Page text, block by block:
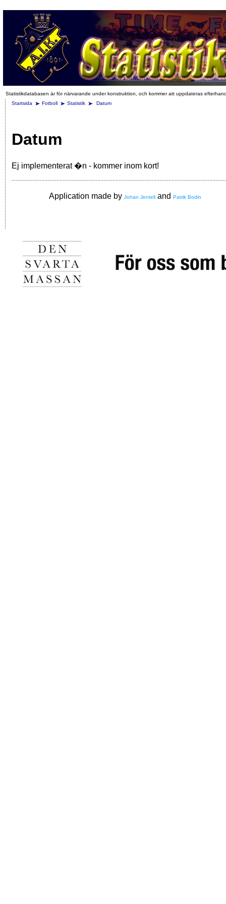
Statistikdatabasen är för närvarande under konstruktion, och kommer att uppdateras
Startsida
Fotboll Statistik Datum
Datum
Ej implementerat �n - kommer inom kort!
Application made by Johan Jentell and Patrik Bodin